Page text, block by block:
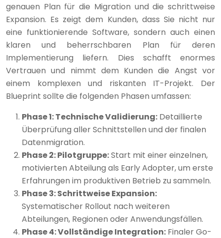
genauen Plan für die Migration und die schrittweise
Expansion. Es zeigt dem Kunden, dass Sie nicht nur
eine funktionierende Software, sondern auch einen
klaren und beherrschbaren Plan für deren
Implementierung liefern. Dies schafft enormes
Vertrauen und nimmt dem Kunden die Angst vor
einem komplexen und riskanten IT-Projekt. Der
Blueprint sollte die folgenden Phasen umfassen:
Phase 1: Technische Validierung: Detaillierte
Überprüfung aller Schnittstellen und der finalen
Datenmigration.
Phase 2: Pilotgruppe:Start mit einer einzelnen,
motivierten Abteilung als Early Adopter, um erste
Erfahrungen im produktiven Betrieb zu sammeln.
Phase 3: Schrittweise Expansion:
Systematischer Rollout nach weiteren
Abteilungen, Regionen oder Anwendungsfällen.
Phase 4: Vollständige Integration: Finaler Go-